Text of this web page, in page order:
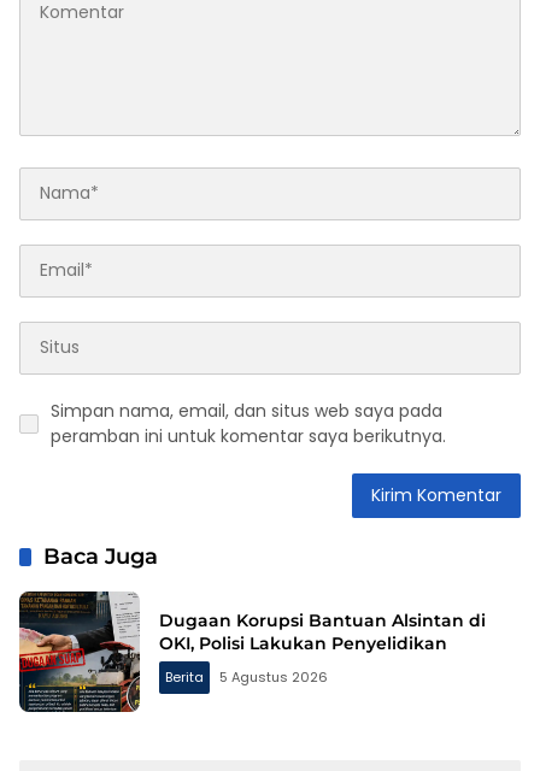
Simpan nama, email, dan situs web saya pada
peramban ini untuk komentar saya berikutnya.
Baca Juga
Dugaan Korupsi Bantuan Alsintan di
OKI, Polisi Lakukan Penyelidikan
Berita 5 Agustus 2026